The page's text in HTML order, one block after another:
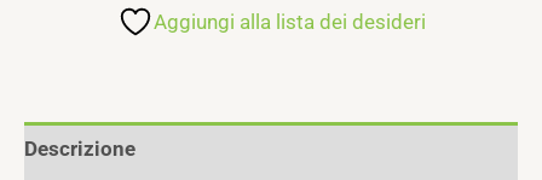
Aggiungi alla lista dei desideri
Descrizione